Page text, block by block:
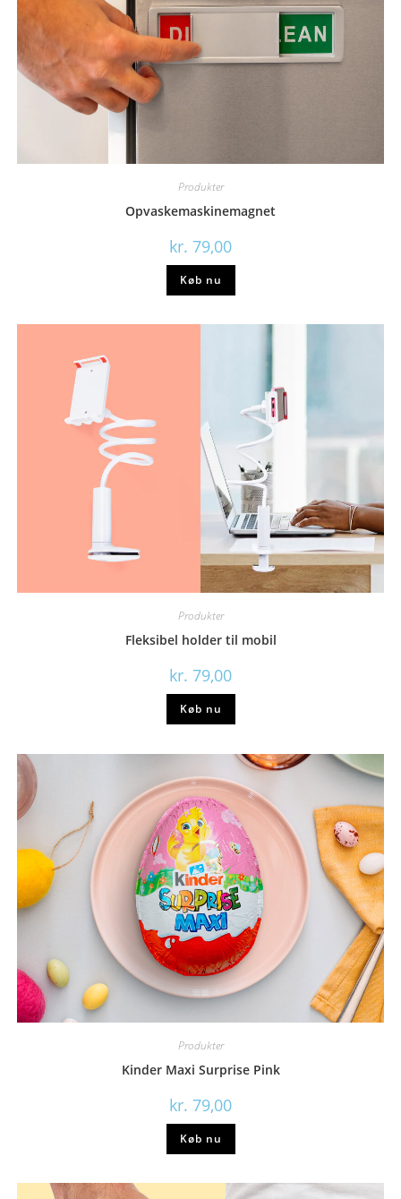
Produkter
Opvaskemaskinemagnet
kr. 79,00
Køb nu
Produkter
Fleksibel holder til mobil
kr. 79,00
Køb nu
Produkter
Kinder Maxi Surprise Pink
kr. 79,00
Køb nu